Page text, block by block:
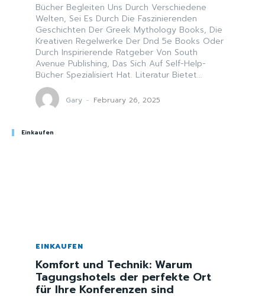
Bücher Begleiten Uns Durch Verschiedene
Welten, Sei Es Durch Die Faszinierenden
Geschichten Der Greek Mythology Books, Die
Kreativen Regelwerke Der Dnd 5e Books Oder
Durch Inspirierende Ratgeber Von South
Avenue Publishing, Das Sich Auf Self-Help-
Bücher Spezialisiert Hat. Literatur Bietet...
Gary - February 26, 2025
Einkaufen
EINKAUFEN
Komfort und Technik: Warum
Tagungshotels der perfekte Ort
für Ihre Konferenzen sind